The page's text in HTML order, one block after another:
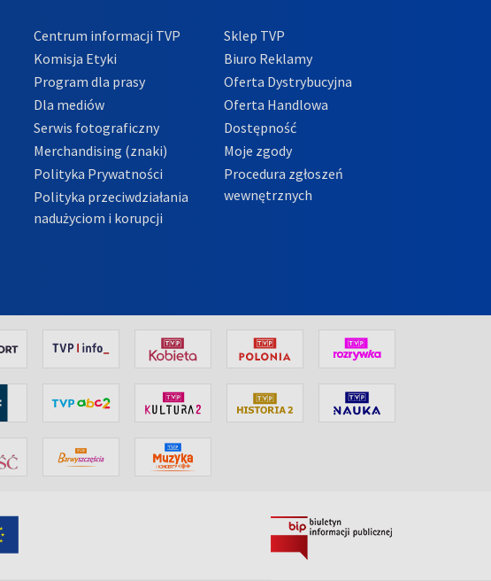
Centrum informacji TVP
Komisja Etyki
Program dla prasy
Dla mediów
Serwis fotograficzny
Merchandising (znaki)
Polityka Prywatności
Polityka przeciwdziałania
nadużyciom i korupcji
Sklep TVP
Biuro Reklamy
Oferta Dystrybucyjna
Oferta Handlowa
Dostępność
Moje zgody
Procedura zgłoszeń
wewnętrznych